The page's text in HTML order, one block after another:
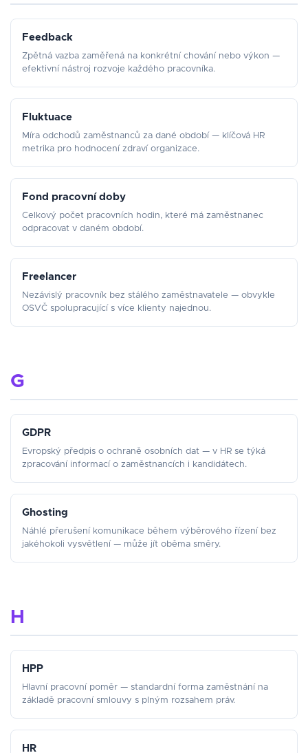
Feedback
Zpětná vazba zaměřená na konkrétní chování nebo výkon —
efektivní nástroj rozvoje každého pracovníka.
Fluktuace
Míra odchodů zaměstnanců za dané období — klíčová HR
metrika pro hodnocení zdraví organizace.
Fond pracovní doby
Celkový počet pracovních hodin, které má zaměstnanec
odpracovat v daném období.
Freelancer
Nezávislý pracovník bez stálého zaměstnavatele — obvykle
OSVČ spolupracující s více klienty najednou.
G
GDPR
Evropský předpis o ochraně osobních dat — v HR se týká
zpracování informací o zaměstnancích i kandidátech.
Ghosting
Náhlé přerušení komunikace během výběrového řízení bez
jakéhokoli vysvětlení — může jít oběma směry.
H
HPP
Hlavní pracovní poměr — standardní forma zaměstnání na
základě pracovní smlouvy s plným rozsahem práv.
HR